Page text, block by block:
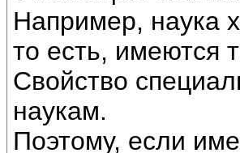
Например, наука
то есть, имеются
Свойство
наукам.
Поэтому, если